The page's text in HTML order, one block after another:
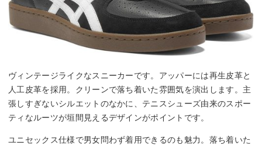
ヴィンテージライクなスニーカーです。アッパーには再生皮革と
人工皮革を採用。クリーンで落ち着いた雰囲気を演出します。主
張しすぎないシルエットのなかに、テニスシューズ由来のスポー
ティなルーツが垣間見えるデザインがポイントです。
ユニセックス仕様で男女問わず着用できるのも魅力。落ち着いた